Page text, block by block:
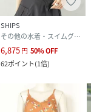
SHIPS
その他の水着・スイムグッズ
6,875円 50%OFF
62ポイント(1倍)